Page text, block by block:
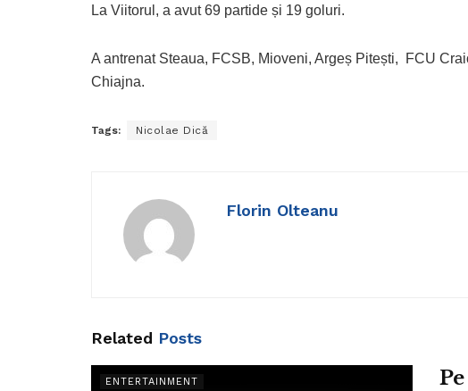
La Viitorul, a avut 69 partide și 19 goluri.
A antrenat Steaua, FCSB, Mioveni, Argeș Pitești, FCU
Chiajna.
Tags: Nicolae Dică
Florin Olteanu
Related Posts
ENTERTAINMENT